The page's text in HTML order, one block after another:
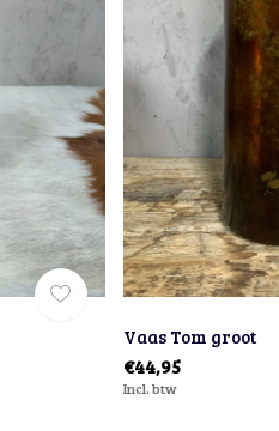
Vaas Tom groot
€44,95
Incl. btw